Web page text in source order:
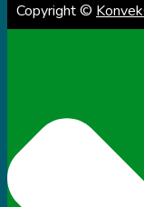
Copyright ©